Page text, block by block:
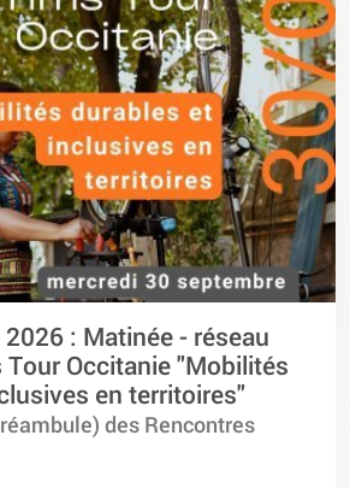
: Matinée - réseau
Tour Occitanie "Mobilités
en territoires"
des Rencontres